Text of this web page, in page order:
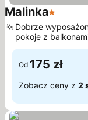
Malinka1
Dobrze
pokoje z
Od 175 zł
Zobacz ceny z 2